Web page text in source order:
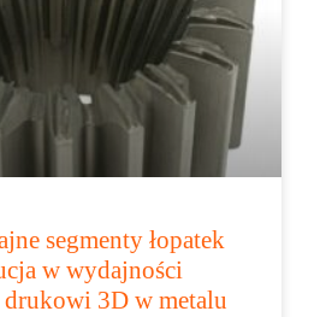
segmenty łopatek
w wydajności
3D w metalu